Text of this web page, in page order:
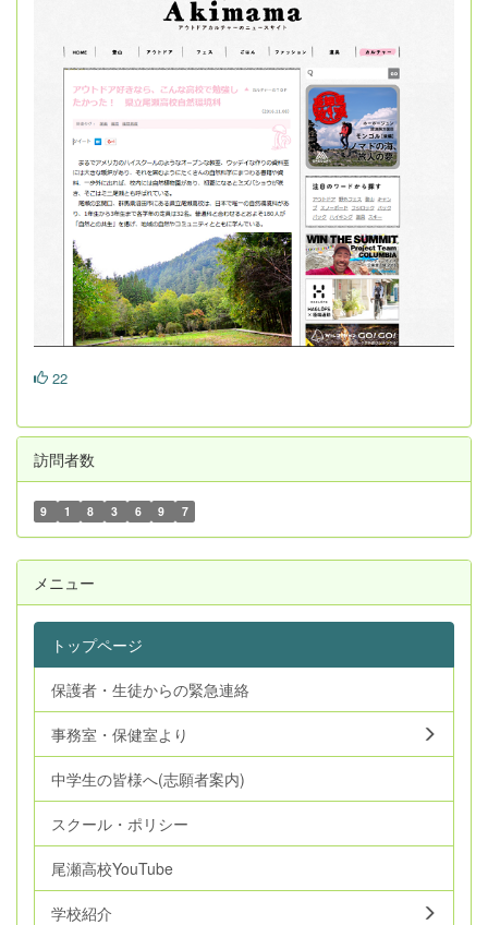
22
訪問者数
9 1 8 3 6 9 7
メニュー
トップページ
保護者・生徒からの緊急連絡
事務室・保健室より
中学生の皆様へ(志願者案内)
スクール・ポリシー
尾瀬高校YouTube
学校紹介